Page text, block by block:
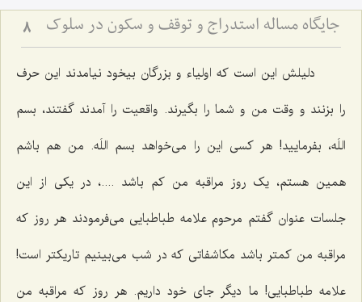
جایگاه مساله استدراج و توقف و سکون در سلوک 8
دلیلش این است که اولیاء و بزرگان بیخود نیامدند این حرف
را بزنند و وقت من و شما را بگیرند. واقعیت را آمدند گفتند، بسم
اللَه، بفرمایید! هر کسی این را می‌خواهد بسم اللَه. من هم باشم
همین هستم، یک روز مراقبه من کم باشد ....، در یکی از این
جلسات عنوان گفتم مرحوم علامه طباطبایی می‌فرمودند هر روز که
مراقبه من کمتر باشد مکاشفاتی که در شب می‌بینیم تاریکتر است!
علامه طباطبایی! ما دیگر جای خود داریم. هر روز که مراقبه من